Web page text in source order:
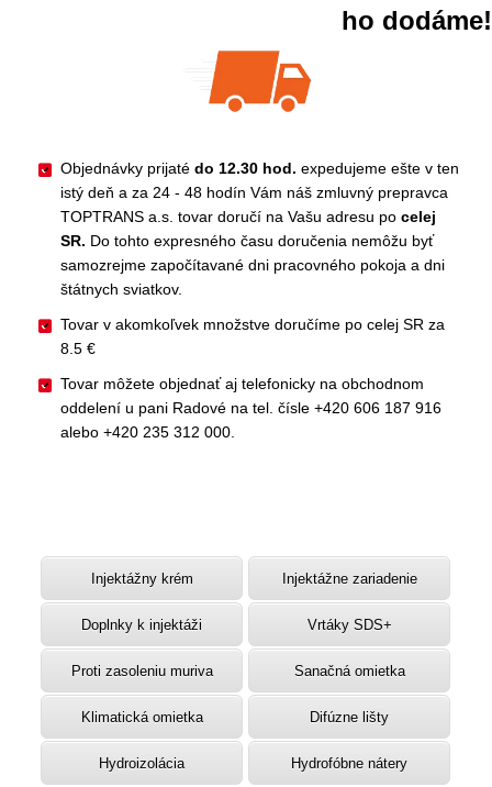
ho dodáme!
Objednávky prijaté do 12.30 hod. expedujeme ešte v ten
istý deň a za 24 - 48 hodín Vám náš zmluvný prepravca
TOPTRANS a.s. tovar doručí na Vašu adresu po celej
SR. Do tohto expresného času doručenia nemôžu byť
samozrejme započítavané dni pracovného pokoja a dni
štátnych sviatkov.
Tovar v akomkoľvek množstve doručíme po celej SR za
8.5 €
Tovar môžete objednať aj telefonicky na obchodnom
oddelení u pani Radové na tel. čísle +420 606 187 916
alebo +420 235 312 000.
Injektážny krém Injektážne zariadenie
Doplnky k injektáži Vrtáky SDS+
Proti zasoleniu muriva Sanačná omietka
Klimatická omietka Difúzne lišty
Hydroizolácia Hydrofóbne nátery
variants.
The
product
page